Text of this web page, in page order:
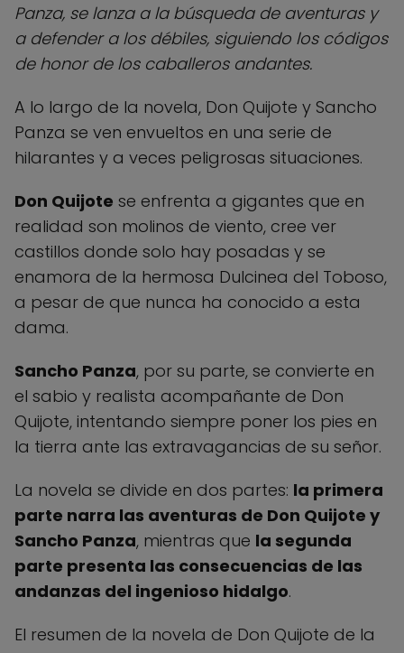
Panza, se lanza a la búsqueda de aventuras y
a defender a los débiles, siguiendo los códigos
de honor de los caballeros andantes.
A lo largo de la novela, Don Quijote y Sancho
Panza se ven envueltos en una serie de
hilarantes y a veces peligrosas situaciones.
Don Quijote se enfrenta a gigantes que en
realidad son molinos de viento, cree ver
castillos donde solo hay posadas y se
enamora de la hermosa Dulcinea del Toboso,
a pesar de que nunca ha conocido a esta
dama.
Sancho Panza, por su parte, se convierte en
el sabio y realista acompañante de Don
Quijote, intentando siempre poner los pies en
la tierra ante las extravagancias de su señor.
La novela se divide en dos partes: la primera
parte narra las aventuras de Don Quijote y
Sancho Panza, mientras que la segunda
parte presenta las consecuencias de las
andanzas del ingenioso hidalgo.
El resumen de la novela de Don Quijote de la